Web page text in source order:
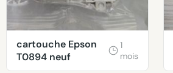
cartouche Epson
T0894 neuf
1
mois